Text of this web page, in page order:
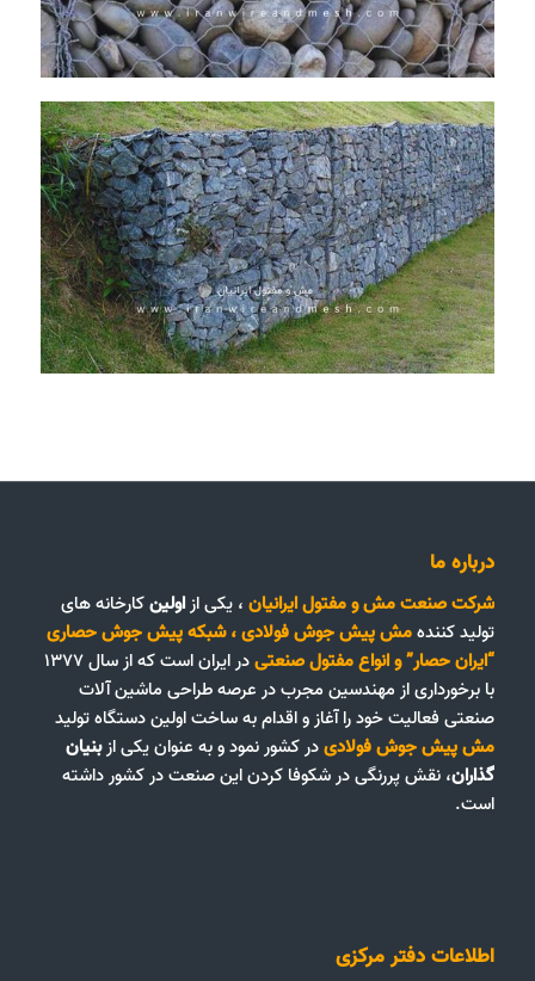
درباره ما
شرکت صنعت مش و مفتول ایرانیان، یکی ازاولینکارخانه های
تولید کنندهمش پیش جوش فولادی،شبکه پیش جوش حصاری
“ایران حصار”وانواع مفتول صنعتی
در ایران است که از سال ۱۳۷۷
با برخورداری از مهندسین مجرب در عرصه طراحی ماشین آلات
صنعتی فعالیت خود را آغاز و اقدام به ساخت اولین دستگاه تولید
مش پیش جوش فولادیدر کشور نمود و به عنوان یکی ازبنیان
گذاران، نقش پررنگی در شکوفا کردن این صنعت در کشور داشته
است.
اطلاعات دفتر مرکزی